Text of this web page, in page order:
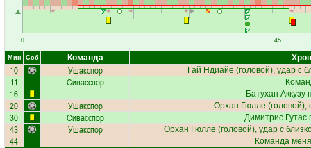
0 45
Мин Соб Команда
10 Ушакспор Гай Ндиайе (головой), удар с
11 Сивасспор
16 Батухан Аккузу
20 Ушакспор Орхан Гюлле (головой),
30 Сивасспор Димитрис Гутас
43 Ушакспор Орхан Гюлле (головой), удар с
44 Команда